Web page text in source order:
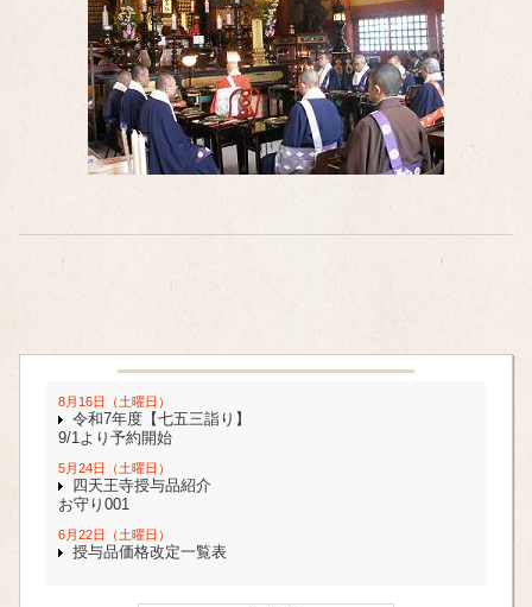
8月16日（土曜日）
令和7年度【七五三詣り】
9/1より予約開始
5月24日（土曜日）
四天王寺授与品紹介
お守り001
6月22日（土曜日）
授与品価格改定一覧表